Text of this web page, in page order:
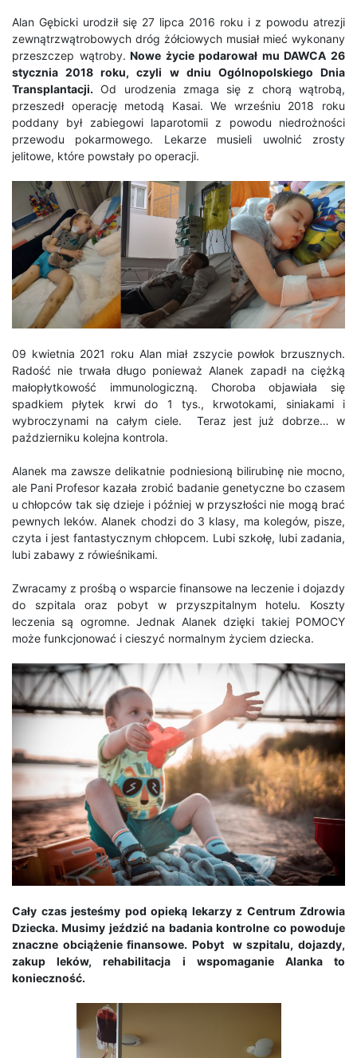
Alan Gębicki urodził się 27 lipca 2016 roku i z powodu atrezji
zewnątrzwątrobowych dróg żółciowych musiał mieć wykonany
przeszczep wątroby. Nowe życie podarował mu DAWCA 26
stycznia 2018 roku, czyli w dniu Ogólnopolskiego Dnia
Transplantacji. Od urodzenia zmaga się z chorą wątrobą,
przeszedł operację metodą Kasai. We wrześniu 2018 roku
poddany był zabiegowi laparotomii z powodu niedrożności
przewodu pokarmowego. Lekarze musieli uwolnić zrosty
jelitowe, które powstały po operacji.
09 kwietnia 2021 roku Alan miał zszycie powłok brzusznych.
Radość nie trwała długo ponieważ Alanek zapadł na ciężką
małopłytkowość immunologiczną. Choroba objawiała się
spadkiem płytek krwi do 1 tys., krwotokami, siniakami i
wybroczynami na całym ciele.
Teraz jest już dobrze… w
październiku kolejna kontrola.
Alanek ma zawsze delikatnie podniesioną bilirubinę nie mocno,
ale Pani Profesor kazała zrobić badanie genetyczne bo czasem
u chłopców tak się dzieje i później w przyszłości nie mogą brać
pewnych leków. Alanek chodzi do 3 klasy, ma kolegów, pisze,
czyta i jest fantastycznym chłopcem. Lubi szkołę, lubi zadania,
lubi zabawy z rówieśnikami.
Zwracamy z prośbą o wsparcie finansowe na leczenie i dojazdy
do szpitala oraz pobyt w przyszpitalnym hotelu. Koszty
leczenia są ogromne. Jednak Alanek dzięki takiej POMOCY
może funkcjonować i cieszyć normalnym życiem dziecka.
Cały czas jesteśmy pod opieką lekarzy z Centrum Zdrowia
Dziecka. Musimy jeździć na badania kontrolne co powoduje
znaczne obciążenie finansowe. Pobyt w szpitalu, dojazdy,
zakup leków, rehabilitacja i wspomaganie Alanka to
konieczność.